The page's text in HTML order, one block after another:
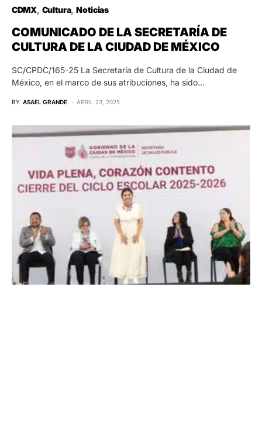
CDMX Cultura Noticias
COMUNICADO DE LA SECRETARÍA DE
CULTURA DE LA CIUDAD DE MÉXICO
SC/CPDC/165-25 La Secretaría de Cultura de la Ciudad de
México, en el marco de sus atribuciones, ha sido…
BY ASAEL GRANDE ABRIL 23, 2025